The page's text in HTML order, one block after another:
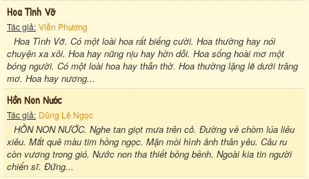
Hoa Tình Vỡ
Tác giả: Viễn Phương
Hoa Tình Vỡ. Có một loài hoa rất biếng cười. Hoa thường hay nói
chuyện xa xôi. Hoa hay nũng nịu hay hờn dỗi. Hoa sống hoài mơ một
bóng người. Có một loài hoa hay thẫn thờ. Hoa thường lặng lẽ dưới trăng
mơ. Hoa hay nương...
Hồn Non Nước
Tác giả: Dũng Lê Ngọc
HỒN NON NƯỚC. Nghe tan giọt mưa trên cỏ. Đường về chòm lúa liêu
xiêu. Mắt quê màu tim hồng ngọc. Mặn mòi hình ảnh thân yêu. Câu ru
còn vương trong gió. Nước non tha thiết bồng bềnh. Ngoài kia tin người
chiến sĩ. Đứng...